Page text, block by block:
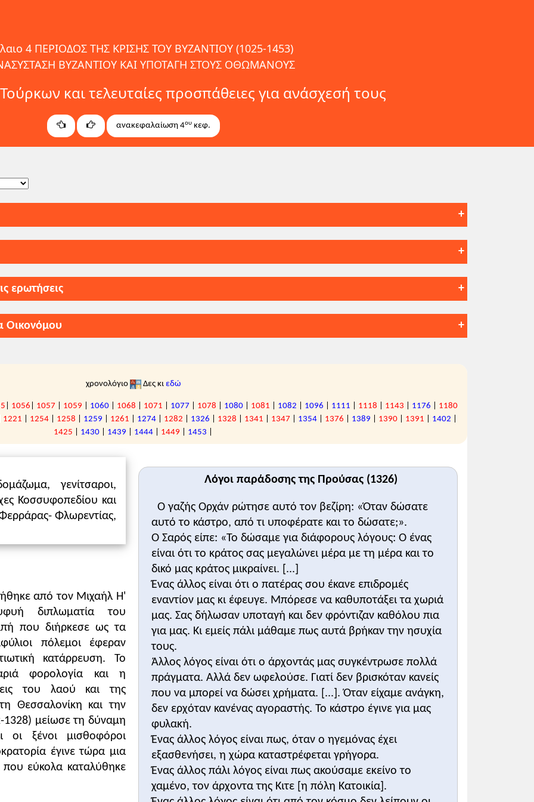
4 ΠΕΡΙΟΔΟΣ ΤΗΣ ΚΡΙΣΗΣ ΤΟΥ ΒΥΖΑΝΤΙΟΥ (1025-1453)
ΒΥΖΑΝΤΙΟΥ ΚΑΙ ΥΠΟΤΑΓΗ ΣΤΟΥΣ ΟΘΩΜΑΝΟΥΣ
και τελευταίες προσπάθειες για ανάσχεσή τους
ανακεφαλαίωση 4ου κεφ.
B' Παλαιολόγου (1282-1328)
Γ' Παλαιολόγου (1328-1341)
Ε' Παλαιολόγου (1341-1391)
byzantium.gr
Κλείσιμο
1328)
ερωτήσεις
οδηγίες για τη σχολική χρονιά 2025-26
αντικείμενα, Φωτόδεντρο:εδώ
αναπαραστήστε την επιχειρηματολογία υπέρ και κατά της ευρωπαϊκής βοήθειας και
Άλωσης.
οθωμανική εξάπλωση και να κατανοήσουν τη σημασία ορισμένων οθωμανικών θεσμών,
του Βυζαντίου και τους λόγους της αδυναμίας των Βυζαντινών και των άλλων βαλκανικών
Οθωμανούς.
αποτελείτο πρώτο κέντρο βάρουςτης ενότητας. Οι κυριότεροι σταθμοί στην επέκταση των
της Νίκαιας (1331) και της Νικομήδειας (137), η άλωση της Καλλίπολης (1354), η
Αδριανούπολης και της Φιλιππούπολης (περ. 1368/69), και η νίκη τους στο Κοσσυφοπέδιο
από τους Μογγόλους στη μάχη της Άγκυρας (1402) απλώς έδωσε στο Βυζάντιο 51 χρόνια
είναι οι οθωμανικοί θεσμοί (λ. χ. το παιδομάζωμα), όπως και οι άλλοι παράγοντες οι οποίοι
Οικονόμου
χρονολόγιο Δες κιεδώ
1056 1057 1059 1060| 1068 1071 1077 1078 1080 1081 1082 1096 1111 1118 1143 1176
1180
1221 1254 1258 1259 1261 1274 1282 1326 1328 1341 1347 1354 1376 1389 1390 1391 1402
1425
1430 1439 1444 1449 1453
γενίτσαροι,
Κοσσυφοπεδίου και
Φλωρεντίας,
από τον Μιχαήλ Η'
διπλωματία του
που διήρκεσε ως τα
πόλεμοι έφεραν
κατάρρευση. Το
φορολογία και η
του λαού και της
Θεσσαλονίκη και την
μείωσε τη δύναμη
ξένοι μισθοφόροι
έγινε τώρα μια
που εύκολα καταλύθηκε
Λόγοι παράδοσης της Προύσας (1326)
Ο γαζής Ορχάν ρώτησε αυτό τον βεζίρη: «Όταν δώσατε
αυτό το κάστρο, από τι υποφέρατε και το δώσατε;».
Ο Σαρός είπε: «Το δώσαμε για διάφορους λόγους: Ο ένας
είναι ότι το κράτος σας μεγαλώνει μέρα με τη μέρα και το
δικό μας κράτος μικραίνει. [...]
Ένας άλλος είναι ότι ο πατέρας σου έκανε επιδρομές
εναντίον μας κι έφευγε. Μπόρεσε να καθυποτάξει τα χωριά
μας. Σας δήλωσαν υποταγή και δεν φρόντιζαν καθόλου πια
για μας. Κι εμείς πάλι μάθαμε πως αυτά βρήκαν την ησυχία
τους.
Άλλος λόγος είναι ότι ο άρχοντάς μας συγκέντρωσε πολλά
πράγματα. Αλλά δεν ωφελούσε. Γιατί δεν βρισκόταν κανείς
που να μπορεί να δώσει χρήματα. [...]. Όταν είχαμε ανάγκη,
δεν ερχόταν κανένας αγοραστής. Το κάστρο έγινε για μας
φυλακή.
Ένας άλλος λόγος είναι πως, όταν ο ηγεμόνας έχει
εξασθενήσει, η χώρα καταστρέφεται γρήγορα.
Ένας άλλος πάλι λόγος είναι πως ακούσαμε εκείνο το
χαμένο, τον άρχοντα της Κιτε [η πόλη Κατοικία].